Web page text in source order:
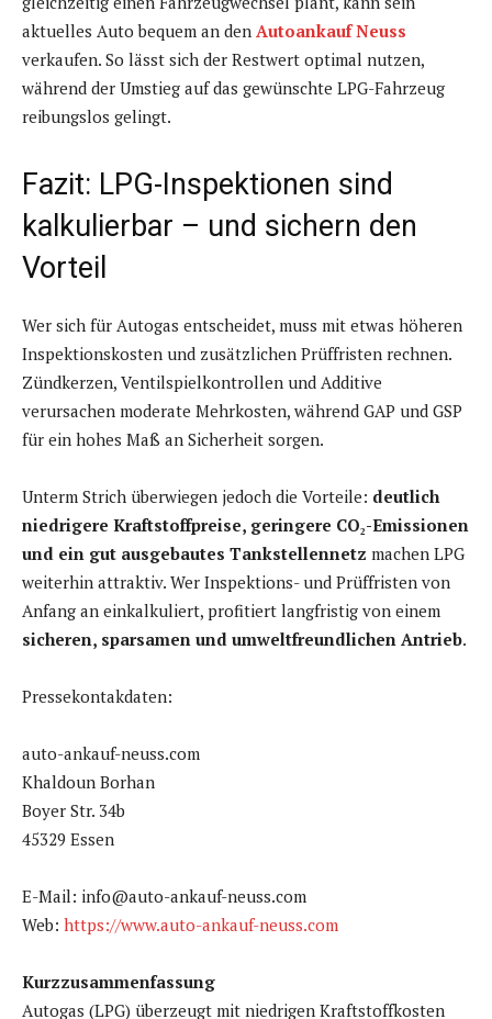
aktuelles Auto bequem an den Autoankauf Neuss
verkaufen. So lässt sich der Restwert optimal nutzen,
während der Umstieg auf das gewünschte LPG-Fahrzeug
reibungslos gelingt.
Fazit: LPG-Inspektionen sind
kalkulierbar – und sichern den
Vorteil
Wer sich für Autogas entscheidet, muss mit etwas höheren
Inspektionskosten und zusätzlichen Prüffristen rechnen.
Zündkerzen, Ventilspielkontrollen und Additive
verursachen moderate Mehrkosten, während GAP und GSP
für ein hohes Maß an Sicherheit sorgen.
Unterm Strich überwiegen jedoch die Vorteile: deutlich
niedrigere Kraftstoffpreise, geringere CO₂-Emissionen
und ein gut ausgebautes Tankstellennetz machen LPG
weiterhin attraktiv. Wer Inspektions- und Prüffristen von
Anfang an einkalkuliert, profitiert langfristig von einem
sicheren, sparsamen und umweltfreundlichen Antrieb.
Pressekontakdaten:
auto-ankauf-neuss.com
Khaldoun Borhan
Boyer Str. 34b
45329 Essen
E-Mail: info@auto-ankauf-neuss.com
Web: https://www.auto-ankauf-neuss.com
Kurzzusammenfassung
Autogas (LPG) überzeugt mit niedrigen Kraftstoffkosten